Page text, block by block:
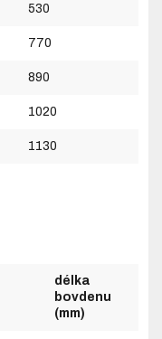
530
770
890
1020
1130
délka
bovdenu
(mm)